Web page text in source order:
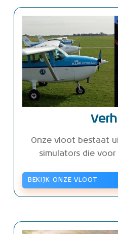
Onze vloot bestaat
simulators die
BEKIJK ONZE VLOOT